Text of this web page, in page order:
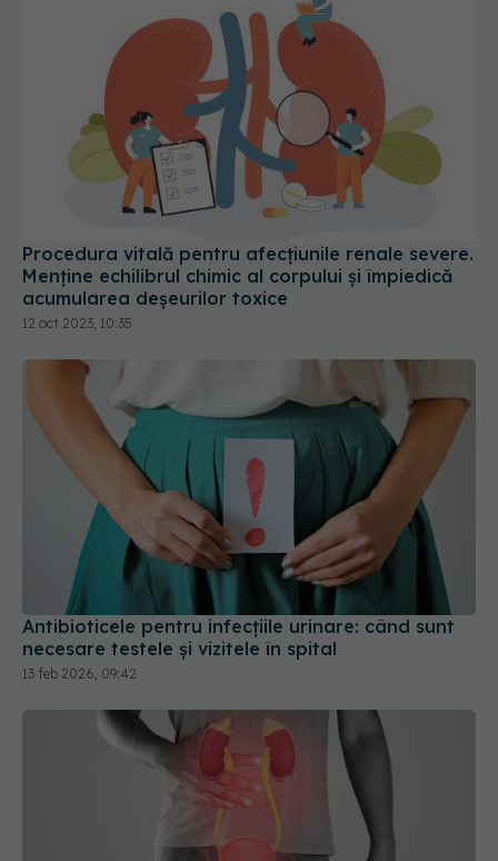
Procedura vitală pentru afecțiunile renale severe.
acumularea deșeurilor toxice
12 oct 2023, 10:35
Antibioticele pentru infecțiile urinare: când sunt
necesare testele și vizitele în spital
13 feb 2026, 09:42